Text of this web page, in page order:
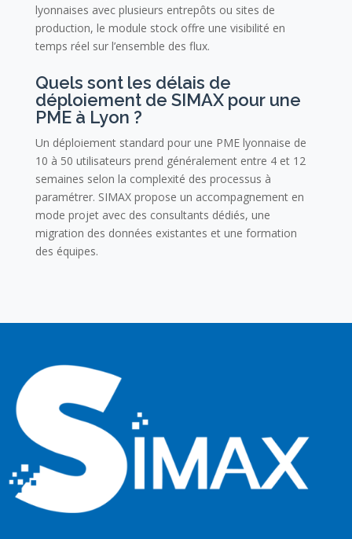
lyonnaises avec plusieurs entrepôts ou sites de
production, le module stock offre une visibilité en
temps réel sur l’ensemble des flux.
Quels sont les délais de
déploiement de SIMAX pour une
PME à Lyon ?
Un déploiement standard pour une PME lyonnaise de
10 à 50 utilisateurs prend généralement entre 4 et 12
semaines selon la complexité des processus à
paramétrer. SIMAX propose un accompagnement en
mode projet avec des consultants dédiés, une
migration des données existantes et une formation
des équipes.